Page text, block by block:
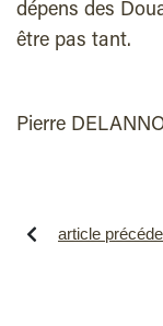
dépens des
être pas tant.
Pierre
article